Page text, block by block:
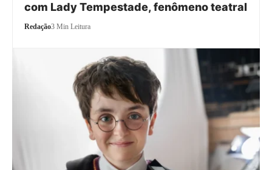
com Lady Tempestade, fenômeno teatral
Redação3 Min Leitura